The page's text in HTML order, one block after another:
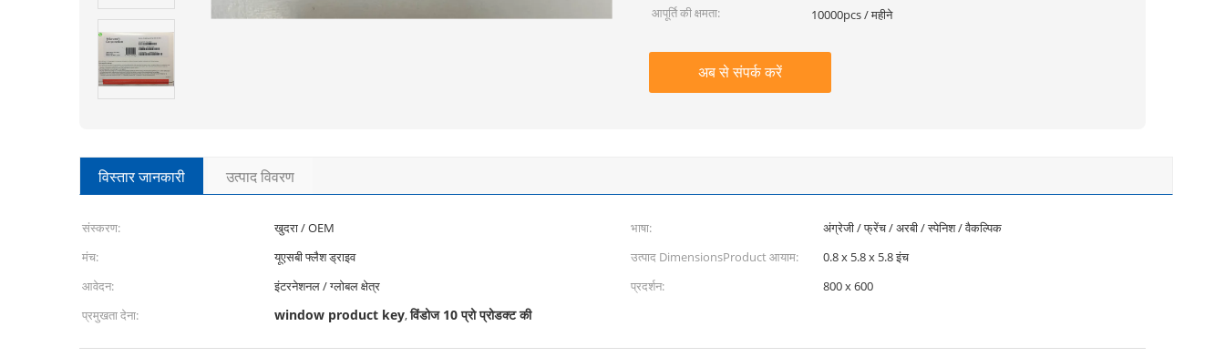
आपूर्ति की क्षमता:
10000pcs / महीने
अब से संपर्क करें
विस्तार जानकारी उत्पाद विवरण
संस्करण: खुदरा / OEM भाषा:
अंग्रेजी / फ्रेंच / अरबी / स्पेनिश / वैकल्पिक
मंच:
यूएसबी फ्लैश ड्राइव उत्पाद DimensionsProduct आयाम:
0.8 x 5.8 x 5.8 इंच
आवेदन:
इंटरनेशनल / ग्लोबल क्षेत्र प्रदर्शन:
800 x 600
प्रमुखता देना:
window product key,विंडोज 10 प्रो प्रोडक्ट की